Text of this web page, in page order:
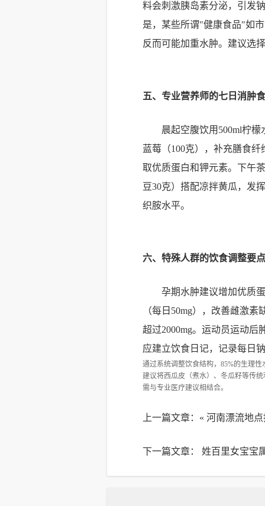
料会刺激胰岛素分泌，引发
是，某些所谓"健康食品"如
反而可能加重水肿。建议选
五、专业营养师的七日消肿
晨起空腹饮用500ml柠
蓝莓（100克），补充膳食
取优质蛋白和钾元素。下午
豆30克）搭配凉拌黄瓜，发
织胺水平。
六、特殊人群的饮食调整要
孕期水肿建议增加优质
（每日50mg），改善雌激
超过2000mg。运动员运动
应建立饮食日记，记录每日
通过系统调整饮食结构，85%的生理
建议将西瓜皮（煮水）、冬瓜籽等传
需与专业医疗建议相结合。
上一篇文章：«河南漂流地
下一篇文章：姓百里女宝宝